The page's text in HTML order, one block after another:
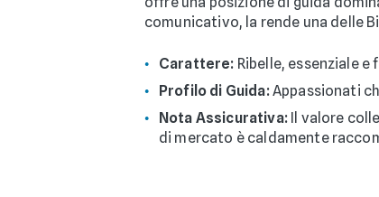
comunicativo, la rende una delle
Carattere: Ribelle, essenziale
Profilo di Guida:Appassionati
Nota Assicurativa:Il valore
di mercato è caldamente